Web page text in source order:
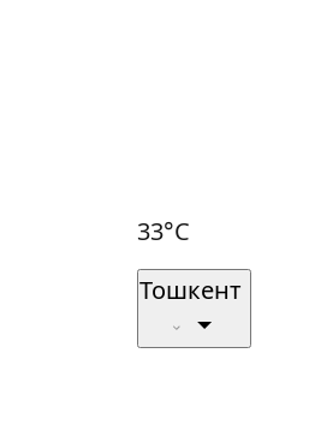
33°C
Тошкент